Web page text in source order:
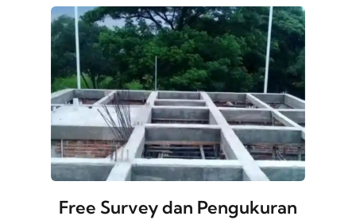
Free Survey dan Pengukuran